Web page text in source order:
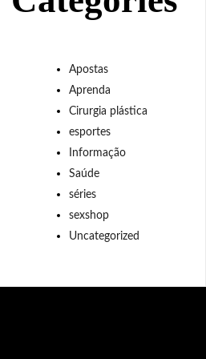
Apostas
Aprenda
Cirurgia plástica
esportes
Informação
Saúde
séries
sexshop
Uncategorized